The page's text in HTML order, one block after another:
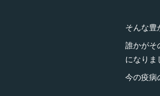
そんな豊
誰かがそ
になりま
今の疫病